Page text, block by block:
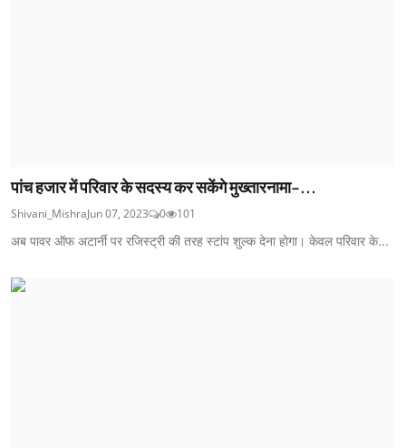
पांच हजार में परिवार के सदस्य कर सकेंगे मुख्तारनामा-...
Shivani_MishraJun 07, 2023 0 101
अब पावर ऑफ अटार्नी पर रजिस्ट्री की तरह स्टांप शुल्क देना होगा। केवल परिवार के...